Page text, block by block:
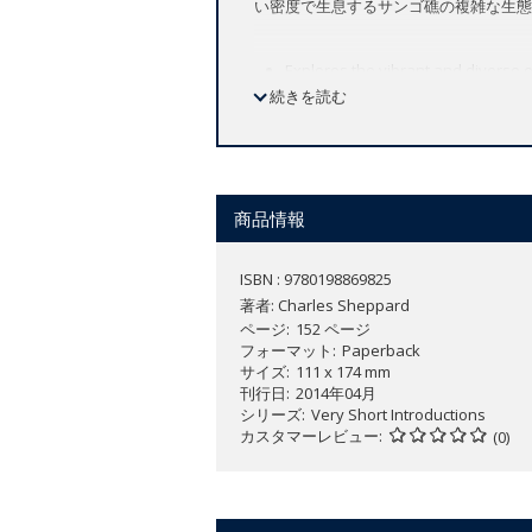
い密度で生息するサンゴ礁の複雑な生
Explains how coral reefs are
Discusses the important role of
Considers the consequences of
Coral reefs are among the most
yet many coastal people benefited
supply of food, and they provided a
Their scale is enormous and their
and Australia, they support both
続きを読む
商品情報
ISBN : 9780198869825
著者: Charles Sheppard
ページ 152 ページ
フォーマット
Paperback
サイズ 111 x 174 mm
刊行日 2014年04月
シリーズ Very Short Introductions
カスタマーレビュー
(0)